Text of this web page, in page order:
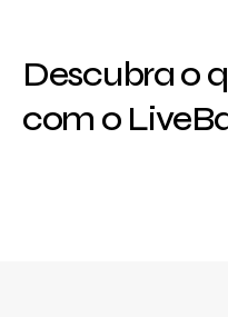
Descubra o
com o